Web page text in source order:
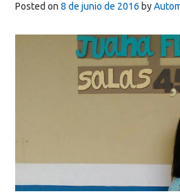
Posted on 8 de junio de 2016 by